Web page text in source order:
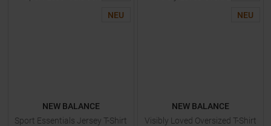
NEU
NEW BALANCE
Sport Essentials Jersey T-Shirt
NEU
NEW BALANCE
Visibly Loved Oversized T-Shirt